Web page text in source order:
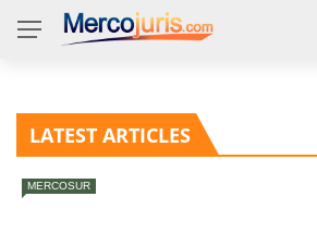
LATEST ARTICLES
MERCOSUR